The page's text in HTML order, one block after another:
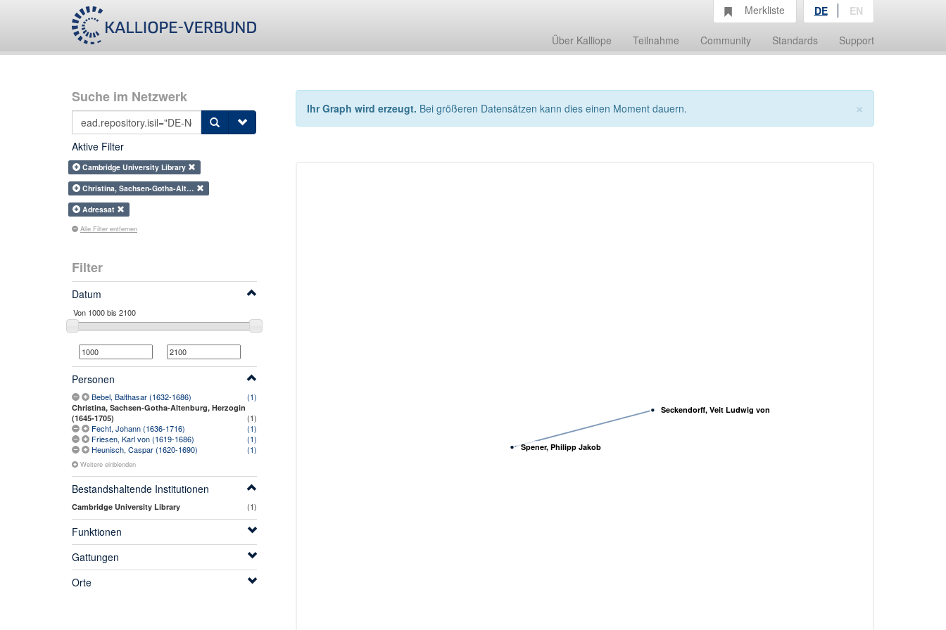
Über Kalliope Teilnahme Community Standards Support
Merkliste DE EN
Suche im Netzwerk
Aktive Filter
Cambridge University Library
Christina, Sachsen-Gotha-Alt…
Adressat
Alle Filter entfernen
Filter
Datum
Personen
Bebel, Balthasar (1632-1686) (1)
Christina, Sachsen-Gotha-Altenburg, Herzogin
(1645-1705)
(1)
Fecht, Johann (1636-1716)
(1)
Friesen, Karl von (1619-1686)
(1)
Heunisch, Caspar (1620-1690)
(1)
Weitere einblenden
Bestandshaltende Institutionen
Cambridge University Library (1)
Funktionen
Gattungen
Orte
×
Ihr Graph wird erzeugt. Bei größeren Datensätzen kann dies einen Moment dauern.
Spener, Philipp Jakob
Seckendorff, Veit Ludwig von